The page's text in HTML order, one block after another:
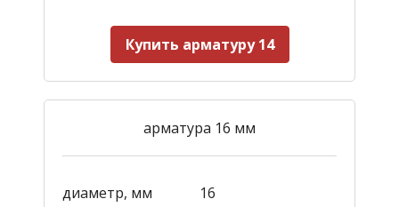
Купить арматуру 14
арматура 16 мм
диаметр, мм 16